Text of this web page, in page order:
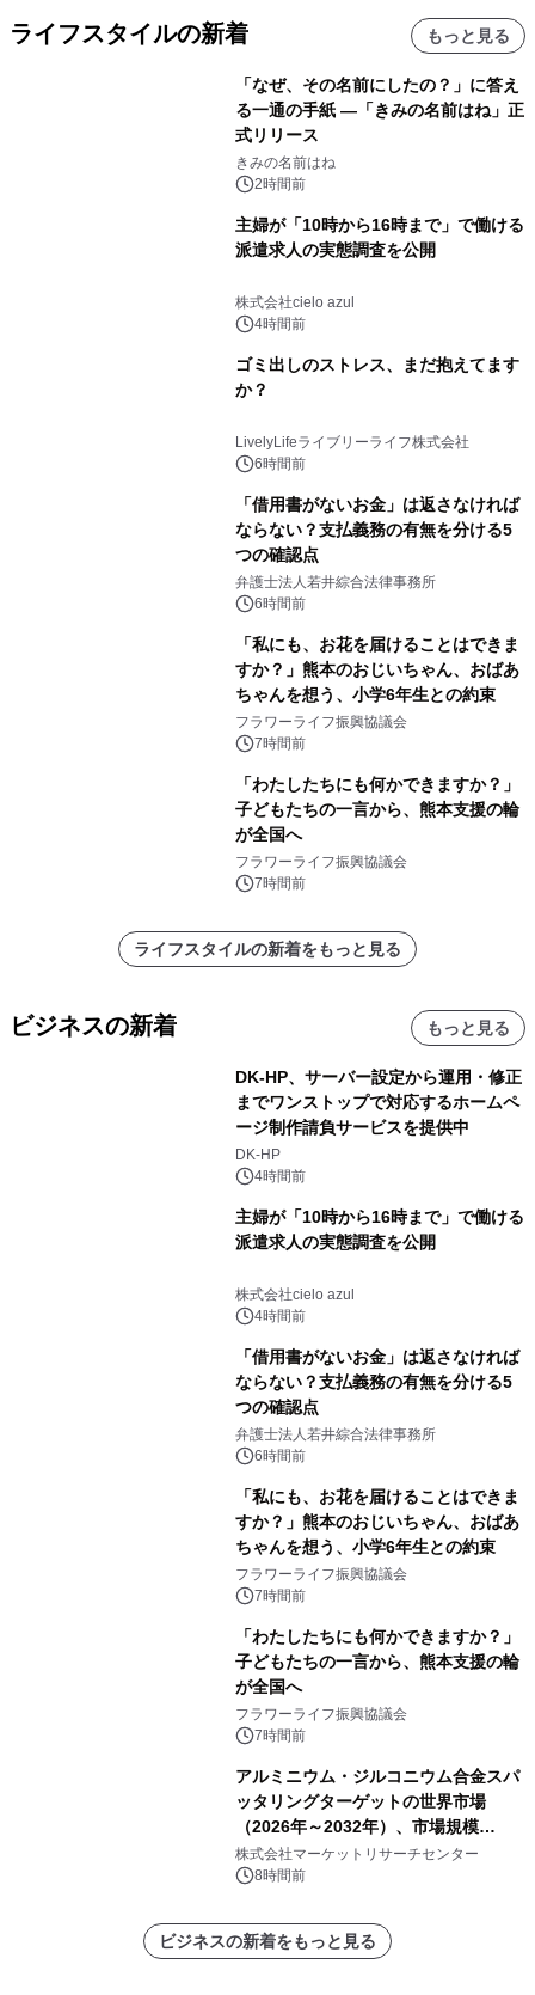
ライフスタイルの新着 もっと見る
「なぜ、その名前にしたの？」に答え
る一通の手紙 ―「きみの名前はね」正
式リリース
きみの名前はね
2時間前
主婦が「10時から16時まで」で働ける
派遣求人の実態調査を公開
株式会社cielo azul
4時間前
ゴミ出しのストレス、まだ抱えてます
か？
LivelyLifeライブリーライフ株式会社
6時間前
「借用書がないお金」は返さなければ
ならない？支払義務の有無を分ける5
つの確認点
弁護士法人若井綜合法律事務所
6時間前
「私にも、お花を届けることはできま
すか？」熊本のおじいちゃん、おばあ
ちゃんを想う、小学6年生との約束
フラワーライフ振興協議会
7時間前
「わたしたちにも何かできますか？」
子どもたちの一言から、熊本支援の輪
が全国へ
フラワーライフ振興協議会
7時間前
ライフスタイルの新着をもっと見る
ビジネスの新着 もっと見る
DK-HP、サーバー設定から運用・修正
までワンストップで対応するホームペ
ージ制作請負サービスを提供中
DK-HP
4時間前
主婦が「10時から16時まで」で働ける
派遣求人の実態調査を公開
株式会社cielo azul
4時間前
「借用書がないお金」は返さなければ
ならない？支払義務の有無を分ける5
つの確認点
弁護士法人若井綜合法律事務所
6時間前
「私にも、お花を届けることはできま
すか？」熊本のおじいちゃん、おばあ
ちゃんを想う、小学6年生との約束
フラワーライフ振興協議会
7時間前
「わたしたちにも何かできますか？」
子どもたちの一言から、熊本支援の輪
が全国へ
フラワーライフ振興協議会
7時間前
アルミニウム・ジルコニウム合金スパ
ッタリングターゲットの世界市場
（2026年～2032年）、市場規模
（0.995、0.999、その他）・分析レポ
ートを発表
株式会社マーケットリサーチセンター
8時間前
ビジネスの新着をもっと見る